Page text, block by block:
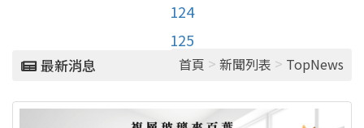
124
125
最新消息 首頁 > 新聞列表 > TopNews